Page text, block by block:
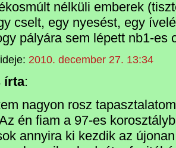
nélküli emberek
cselt, egy nyesést, egy
pályára sem lépett nb1-es
2010. december 27. 13:34
írta:
nagyon rosz
én fiam a 97-es
annyira ki kezdik az